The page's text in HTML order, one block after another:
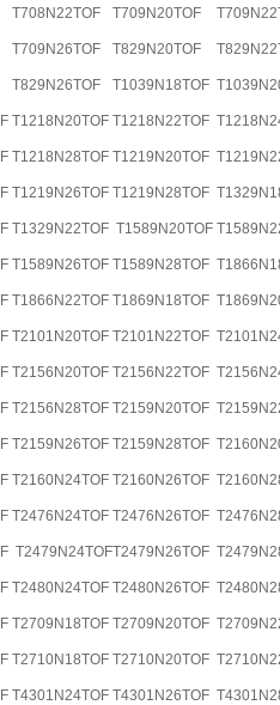
T708N22TOF T709N20TOF
T709N26TOF T829N20TOF
T829N26TOF T1039N18TOF
T1218N20TOF T1218N22TOF
T1218N28TOFT1219N20TOF
T1219N26TOF T1219N28TOF
T1329N22TOF T1589N20TOF
T1589N26TOF T1589N28TOF
T1866N22TOF T1869N18TOF
T2101N20TOF T2101N22TOF
T2156N20TOF T2156N22TOF
T2156N28TOF T2159N20TOF
T2159N26TOF T2159N28TOF
T2160N24TOF T2160N26TOF
T2476N24TOF T2476N26TOF
T2479N24TOFT2479N26TOF
T2480N24TOF T2480N26TOF
T2709N18TOFT2709N20TOF
T2710N18TOF T2710N20TOF
T4301N24TOF T4301N26TOF